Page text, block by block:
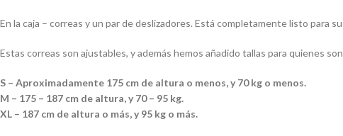
En la caja – correas y un par de deslizadores. Está completamente listo para
Estas correas son ajustables, y además hemos añadido tallas para quienes
S – Aproximadamente 175 cm de altura o menos, y 70 kg o menos.
M – 175 – 187 cm de altura, y 70 – 95 kg.
XL – 187 cm de altura o más, y 95 kg o más.